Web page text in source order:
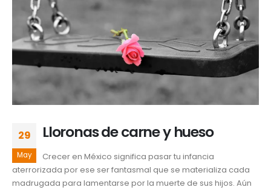
29
May
Lloronas de carne y hueso
Crecer en México significa pasar tu infancia
aterrorizada por ese ser fantasmal que se materializa cada
madrugada para lamentarse por la muerte de sus hijos. Aún